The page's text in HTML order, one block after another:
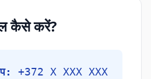
कैसे करें?
+372 X XXX XXX